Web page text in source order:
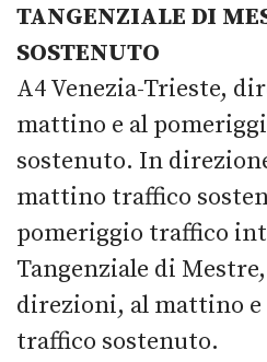
TANGENZIALE DI
SOSTENUTO
A4 Venezia-Trieste,
mattino e al
sostenuto. In
mattino traffico
pomeriggio traffico
Tangenziale di
direzioni, al mattino e
traffico sostenuto.